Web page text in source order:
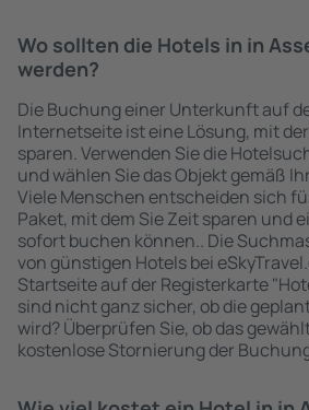
Wo sollten die Hotels in in
werden?
Die Buchung einer Unterkunft auf
Internetseite ist eine Lösung, mit
sparen. Verwenden Sie die
und wählen Sie das Objekt gemäß
Viele Menschen entscheiden sich
Paket, mit dem Sie Zeit sparen und
sofort buchen können.. Die
von günstigen Hotels bei
Startseite auf der Registerkarte
sind nicht ganz sicher, ob die
wird? Überprüfen Sie, ob das
kostenlose Stornierung der